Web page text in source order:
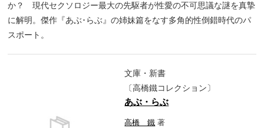
か？ 現代セクソロジー最大の先駆者が性愛の不可思議な謎を真摯
に解明。傑作『あぶ･らぶ』の姉妹篇をなす多角的性倒錯時代のパ
スポート。
文庫・新書
〔高橋鐵コレクション〕
あぶ・らぶ
高橋 鐵 著